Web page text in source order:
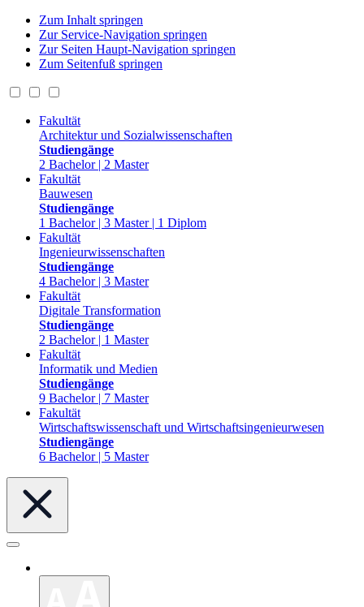
Zum Inhalt springen
Zur Service-Navigation springen
Zur Seiten Haupt-Navigation springen
Zum Seitenfuß springen
Fakultät
Architektur und Sozialwissenschaften
Studiengänge
2 Bachelor | 2 Master
Fakultät
Bauwesen
Studiengänge
1 Bachelor | 3 Master | 1 Diplom
Fakultät
Ingenieurwissenschaften
Studiengänge
4 Bachelor | 3 Master
Fakultät
Digitale Transformation
Studiengänge
2 Bachelor | 1 Master
Fakultät
Informatik und Medien
Studiengänge
9 Bachelor | 7 Master
Fakultät
Wirtschaftswissenschaft und Wirtschaftsingenieurwesen
Studiengänge
6 Bachelor | 5 Master